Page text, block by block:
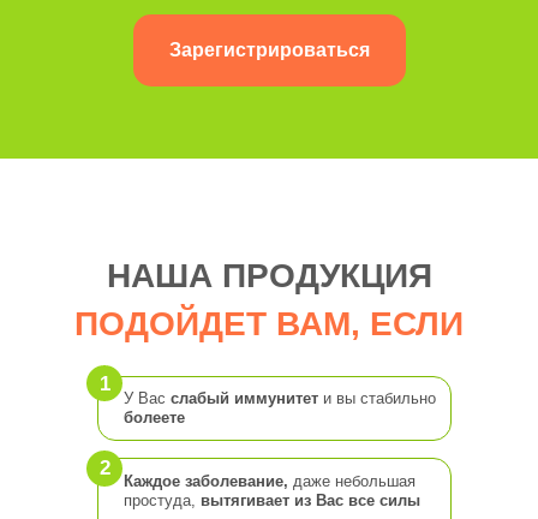
Зарегистрироваться
НАША ПРОДУКЦИЯ
ПОДОЙДЕТ ВАМ, ЕСЛИ
У Вас слабый иммунитет и вы стабильно
болеете
Каждое заболевание, даже небольшая
простуда, вытягивает из Вас все силы
1
2